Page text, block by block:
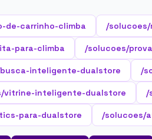
de-carrinho-climba /
para-climba /solucoes/
inteligente-dualstore /
vitrine-inteligente-dualstore /
para-dualstore /solucoes/